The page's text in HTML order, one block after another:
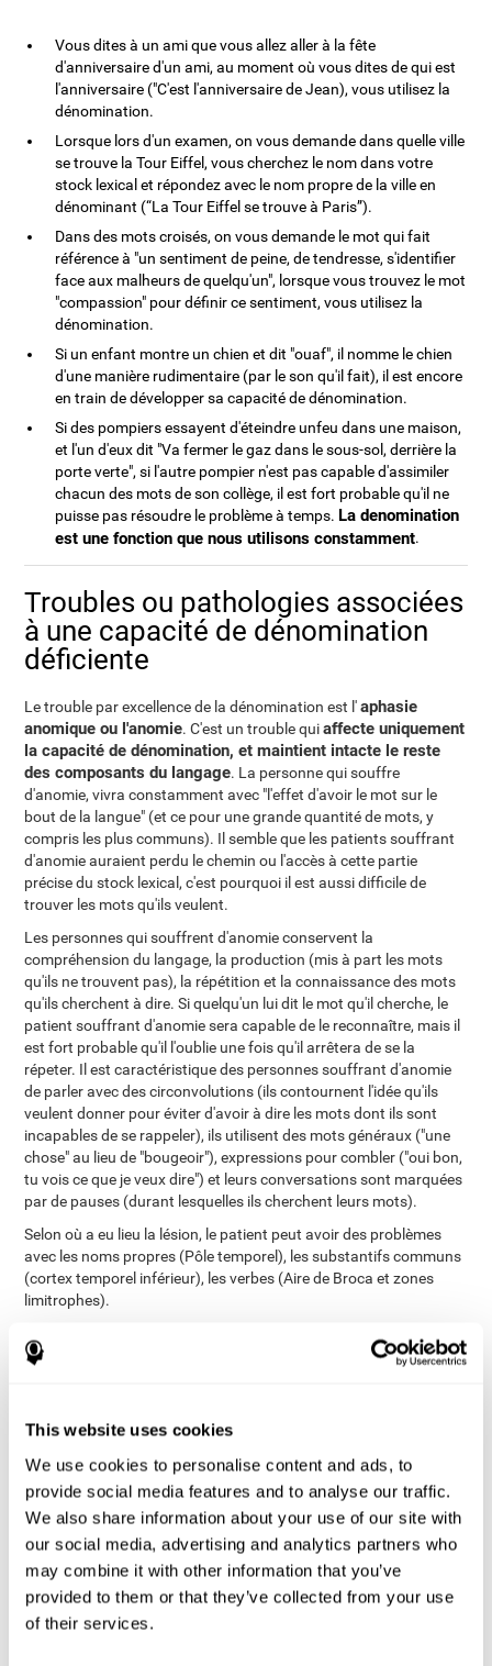
This website uses cookies
We use cookies to personalise content and ads, to
provide social media features and to analyse our traffic.
We also share information about your use of our site with
our social media, advertising and analytics partners who
may combine it with other information that you’ve
provided to them or that they’ve collected from your use
of their services.
Vous dites à un ami que vous allez aller à la fête
d'anniversaire d'un ami, au moment où vous dites de qui est
l'anniversaire ("C'est l'anniversaire de Jean), vous utilisez la
dénomination.
Lorsque lors d'un examen, on vous demande dans quelle ville
se trouve la Tour Eiffel, vous cherchez le nom dans votre
stock lexical et répondez avec le nom propre de la ville en
dénominant (“La Tour Eiffel se trouve à Paris”).
Dans des mots croisés, on vous demande le mot qui fait
référence à "un sentiment de peine, de tendresse, s'identifier
face aux malheurs de quelqu'un", lorsque vous trouvez le mot
"compassion" pour définir ce sentiment, vous utilisez la
dénomination.
Si un enfant montre un chien et dit "ouaf", il nomme le chien
d'une manière rudimentaire (par le son qu'il fait), il est encore
en train de développer sa capacité de dénomination.
Si des pompiers essayent d'éteindre unfeu dans une maison,
et l'un d'eux dit "Va fermer le gaz dans le sous-sol, derrière la
porte verte", si l'autre pompier n'est pas capable d'assimiler
chacun des mots de son collège, il est fort probable qu'il ne
puisse pas résoudre le problème à temps. La denomination
est une fonction que nous utilisons constamment.
Troubles ou pathologies associées
à une capacité de dénomination
déficiente
Le trouble par excellence de la dénomination est l'aphasie
anomique ou l'anomie. C'est un trouble quiaffecte uniquement
la capacité de dénomination, et maintient intacte le reste
des composants du langage. La personne qui souffre
d'anomie, vivra constamment avec "l'effet d'avoir le mot sur le
bout de la langue" (et ce pour une grande quantité de mots, y
compris les plus communs). Il semble que les patients souffrant
d'anomie auraient perdu le chemin ou l'accès à cette partie
précise du stock lexical, c'est pourquoi il est aussi difficile de
trouver les mots qu'ils veulent.
Les personnes qui souffrent d'anomie conservent la
compréhension du langage, la production (mis à part les mots
qu'ils ne trouvent pas), la répétition et la connaissance des mots
qu'ils cherchent à dire. Si quelqu'un lui dit le mot qu'il cherche, le
patient souffrant d'anomie sera capable de le reconnaître, mais il
est fort probable qu'il l'oublie une fois qu'il arrêtera de se la
répeter. Il est caractéristique des personnes souffrant d'anomie
de parler avec des circonvolutions (ils contournent l'idée qu'ils
veulent donner pour éviter d'avoir à dire les mots dont ils sont
incapables de se rappeler), ils utilisent des mots généraux ("une
chose" au lieu de "bougeoir"), expressions pour combler ("oui bon,
tu vois ce que je veux dire") et leurs conversations sont marquées
par de pauses (durant lesquelles ils cherchent leurs mots).
Selon où a eu lieu la lésion, le patient peut avoir des problèmes
avec les noms propres (Pôle temporel), les substantifs communs
(cortex temporel inférieur), les verbes (Aire de Broca et zones
limitrophes).
dénomination est affectée, avec d'autres fonctions. Il s'agit de
Bien qu'il existe des problèmes de dénomination pour la démence
faut pas confondre les problèmes de dénomination et la démence
sémantique. Dans ce cas, la personne perd l'information
contenue dans le stock sémantique et non l'accès au stock. Par
delà, la personne n'est pas capable d'apporter des informations
(d'ordre général) quant aux mots qu'elle veut dire.
Par ailleurs, ladyslexie ou le trouble du déficit de l'attention
avec hyperactivité(TDAH)